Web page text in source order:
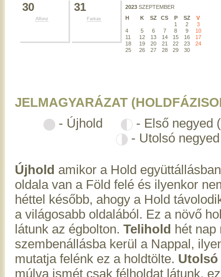
30
Alfonz
31
Farkas
2023 SZEPTEMBER
H
K SZ CS P SZ
V
1
2
3
4
5 6 7 8 9
10
11
12 13 14 15 16
17
18
19 20 21 22 23
24
25
26 27 28 29 30
JELMAGYARÁZAT
- Újhold
- Első negyed
- Utolsó
Újhold amikor a Hold
oldala van a Föld felé és ilyenkor
héttel később, ahogy a Hold
a világosabb oldalából. Ez a növő
látunk az égbolton. Telihold hét
szembenállásba kerül a Nappal,
mutatja felénk ez a holdtölte. Utolsó
múlva ismét csak félholdat látunk,